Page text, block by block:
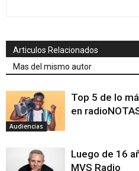
Articulos Relacionados
Mas del mismo autor
Audiencias
Top 5 de lo
en
Luego de 16
MVS Radio